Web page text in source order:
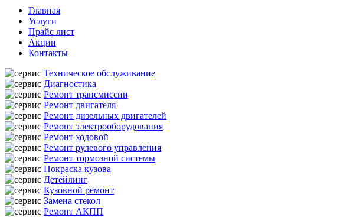
Главная
Услуги
Прайс лист
Акции
Контакты
Техническое обслуживание
Диагностика
Ремонт трансмиссии
Ремонт двигателя
Ремонт дизельных двигателей
Ремонт электрооборудования
Ремонт ходовой
Ремонт рулевого управления
Ремонт тормозной системы
Покраска кузова
Детейлинг
Кузовной ремонт
Замена стекол
Ремонт АКПП